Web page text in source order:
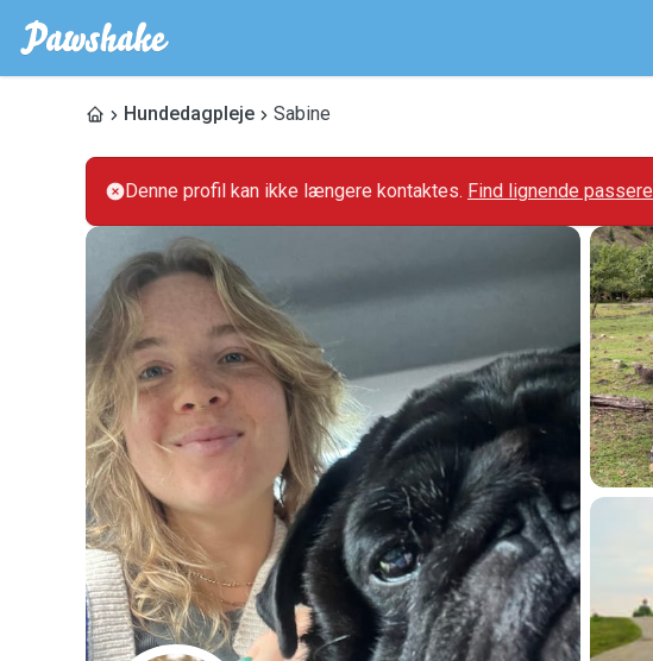
Hundedagpleje Sabine
Denne profil kan ikke længere kontaktes. Find lignende passere